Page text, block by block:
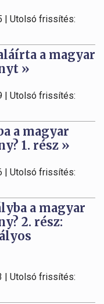
| Utolsó frissítés:
a magyar
»
| Utolsó frissítés:
a magyar
1. rész »
| Utolsó frissítés:
a magyar
2. rész:
| Utolsó frissítés: